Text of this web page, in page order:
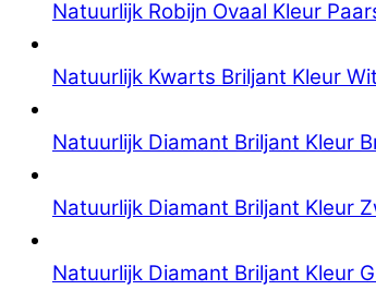
Natuurlijk Robijn Ovaal Kleur
Natuurlijk Kwarts Briljant Kleur
Natuurlijk Diamant Briljant Kleur
Natuurlijk Diamant Briljant Kleur
Natuurlijk Diamant Briljant Kleur